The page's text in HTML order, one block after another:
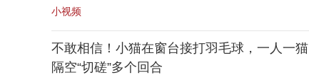
小视频
不敢相信！小猫在窗台接打羽毛球，一人一猫
隔空“切磋”多个回合